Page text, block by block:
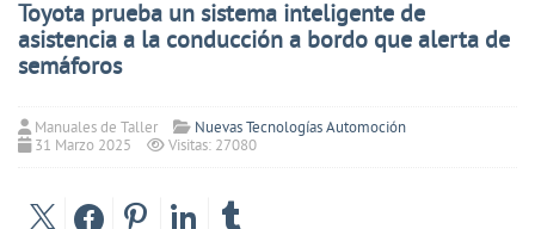
Toyota prueba un sistema inteligente de
asistencia a la conducción a bordo que alerta de
semáforos
Manuales de Taller
Nuevas Tecnologías Automoción
31 Marzo 2025
Visitas: 27080